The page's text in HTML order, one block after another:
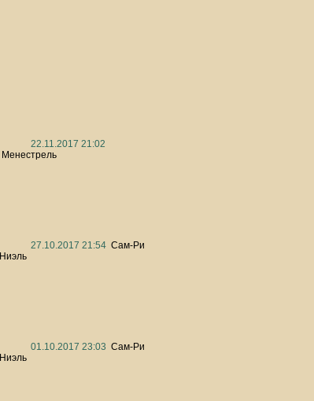
22.11.2017 21:02
Менестрель
27.10.2017 21:54 Сам-Ри
Ниэль
01.10.2017 23:03 Сам-Ри
Ниэль